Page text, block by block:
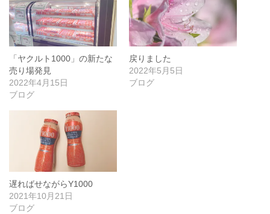
「ヤクルト1000」の新たな
売り場発見
2022年4月15日
ブログ
戻りました
2022年5月5日
ブログ
遅ればせながらY1000
2021年10月21日
ブログ